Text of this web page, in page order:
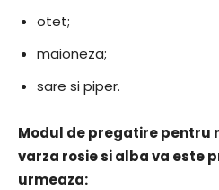
otet;
maioneza;
sare si piper.
Modul de pregatire pentru
varza rosie si alba va este
urmeaza: